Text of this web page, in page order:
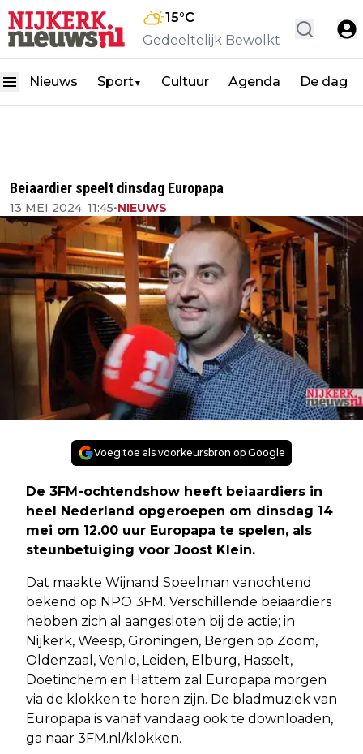
15°C
Gedeeltelijk Bewolkt
Nieuws Sport▼ Cultuur Agenda De dag
Beiaardier speelt dinsdag Europapa
13 MEI 2024, 11:45•NIEUWS
Voeg toe als voorkeursbron op Google
De 3FM-ochtendshow heeft beiaardiers in
heel Nederland opgeroepen om dinsdag 14
mei om 12.00 uur Europapa te spelen, als
steunbetuiging voor Joost Klein.
Dat maakte Wijnand Speelman vanochtend
bekend op NPO 3FM. Verschillende beiaardiers
hebben zich al aangesloten bij de actie; in
Nijkerk, Weesp, Groningen, Bergen op Zoom,
Oldenzaal, Venlo, Leiden, Elburg, Hasselt,
Doetinchem en Hattem zal Europapa morgen
via de klokken te horen zijn. De bladmuziek van
Europapa is vanaf vandaag ook te downloaden,
ga naar 3FM.nl/klokken.